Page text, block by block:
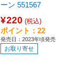
ーン 551567
¥220 (税込)
ポイント：22
発売日：2023年頃発売
お取り寄せ